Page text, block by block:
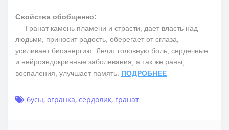
Свойства обобщенно:
Гранат камень пламени и страсти, дает власть над
людьми, приносит радость, оберегает от сглаза,
усиливает биоэнергию. Лечит головную боль, сердечные
и нейроэндокринные заболевания, а так же раны,
воспаления, улучшает память. ПОДРОБНЕЕ
бусы, огранка, сердолик, гранат